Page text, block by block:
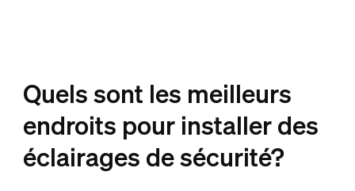
Quels sont les meilleurs
endroits pour installer des
éclairages de sécurité?